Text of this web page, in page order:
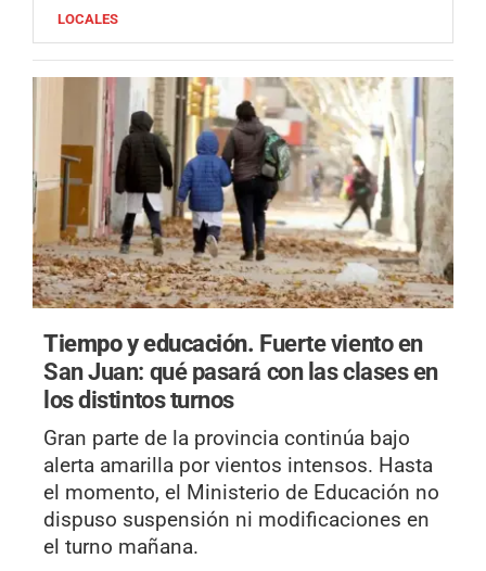
LOCALES
Tiempo y educación. Fuerte viento en
San Juan: qué pasará con las clases en
los distintos turnos
Gran parte de la provincia continúa bajo
alerta amarilla por vientos intensos. Hasta
el momento, el Ministerio de Educación no
dispuso suspensión ni modificaciones en
el turno mañana.